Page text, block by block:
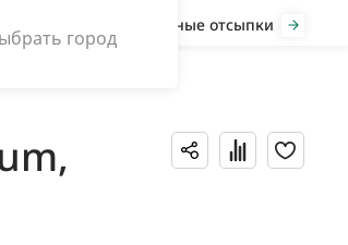
город
мульча Декоративные отсыпки